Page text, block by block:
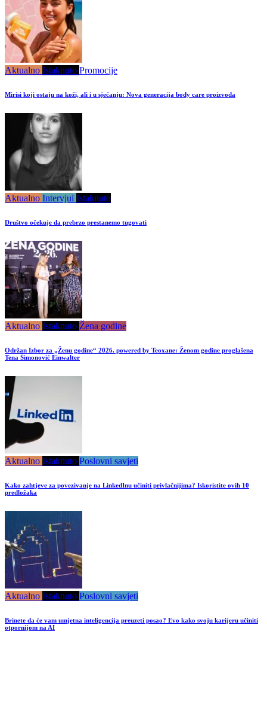
Aktualno Istaknuto Promocije
Mirisi koji ostaju na koži, ali i u sjećanju: Nova generacija body care proizvoda
Aktualno Intervjui Istaknuto
Društvo očekuje da prebrzo prestanemo tugovati
Aktualno Istaknuto Žena godine
Održan Izbor za „Ženu godine“ 2026. powered by Teoxane: Ženom godine proglašena
Tena Šimonović Einwalter
Aktualno Istaknuto Poslovni savjeti
Kako zahtjeve za povezivanje na LinkedInu učiniti privlačnijima? Iskoristite ovih 10
predložaka
Aktualno Istaknuto Poslovni savjeti
Brinete da će vam umjetna inteligencija preuzeti posao? Evo kako svoju karijeru učiniti
otpornijom na AI